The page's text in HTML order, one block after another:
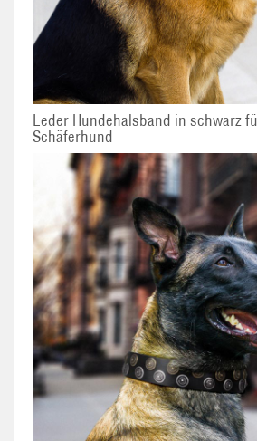
Leder Hundehalsband in schwarz
Schäferhund